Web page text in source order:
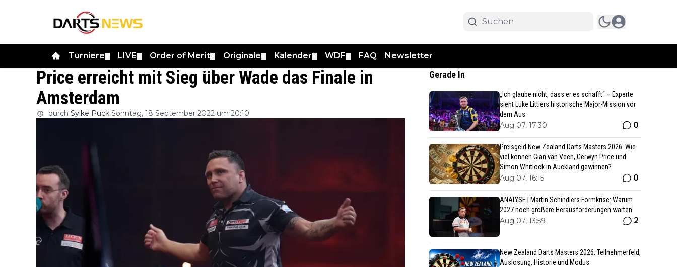
Turniere LIVE Order of Merit Originale Kalender WDF FAQ Newsletter
Price erreicht mit Sieg über Wade das Finale in
Amsterdam
durch Sylke Puck Sonntag, 18 September 2022 um 20:10
Gerade In
„Ich glaube nicht, dass er es schafft“ – Experte
sieht Luke Littlers historische Major-Mission vor
dem Aus
Aug 07, 17:30 0
Preisgeld New Zealand Darts Masters 2026: Wie
viel können Gian van Veen, Gerwyn Price und
Simon Whitlock in Auckland gewinnen?
Aug 07, 16:15 0
ANALYSE | Martin Schindlers Formkrise: Warum
2027 noch größere Herausforderungen warten
Aug 07, 13:59 2
New Zealand Darts Masters 2026: Teilnehmerfeld,
Auslosung, Historie und Modus